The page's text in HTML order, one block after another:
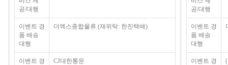
공/대행
이벤트 경
품 배송
대행
더엑스종합물류 (재위탁: 한진택배)
이벤트 경
CJ대한통운
공/대행
이벤트 경
품 배송
대행
이벤트 경